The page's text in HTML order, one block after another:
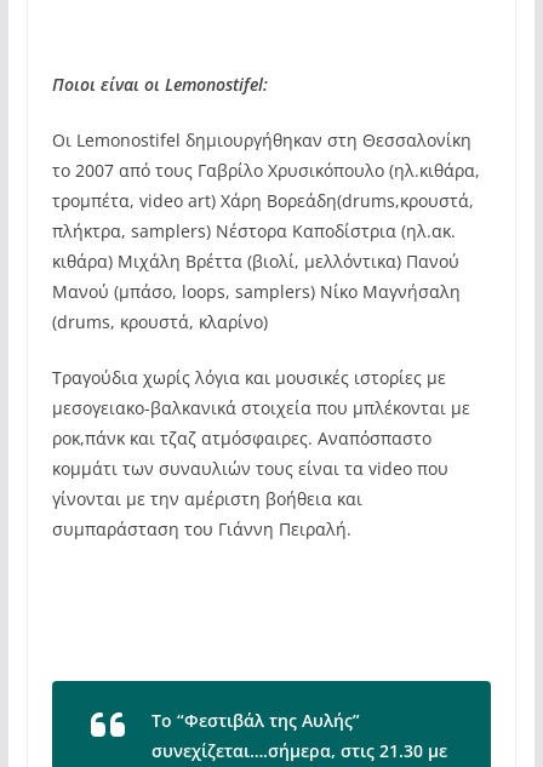
Ποιοι είναι οι Lemonostifel:
Οι Lemonostifel δημιουργήθηκαν στη Θεσσαλονίκη
το 2007 από τους Γαβρίλο Χρυσικόπουλο (ηλ.κιθάρα,
τρομπέτα, video art) Χάρη Βορεάδη(drums,κρουστά,
πλήκτρα, samplers) Νέστορα Καποδίστρια (ηλ.ακ.
κιθάρα) Μιχάλη Βρέττα (βιολί, μελλόντικα) Πανού
Μανού (μπάσο, loops, samplers) Νίκο Μαγνήσαλη
(drums, κρουστά, κλαρίνο)
Τραγούδια χωρίς λόγια και μουσικές ιστορίες με
μεσογειακο-βαλκανικά στοιχεία που μπλέκονται με
ροκ,πάνκ και τζαζ ατμόσφαιρες. Αναπόσπαστο
κομμάτι των συναυλιών τους είναι τα video που
γίνονται με την αμέριστη βοήθεια και
συμπαράσταση του Γιάννη Πειραλή.
Το “Φεστιβάλ της Αυλής”
συνεχίζεται….σήμερα, στις 21.30 με